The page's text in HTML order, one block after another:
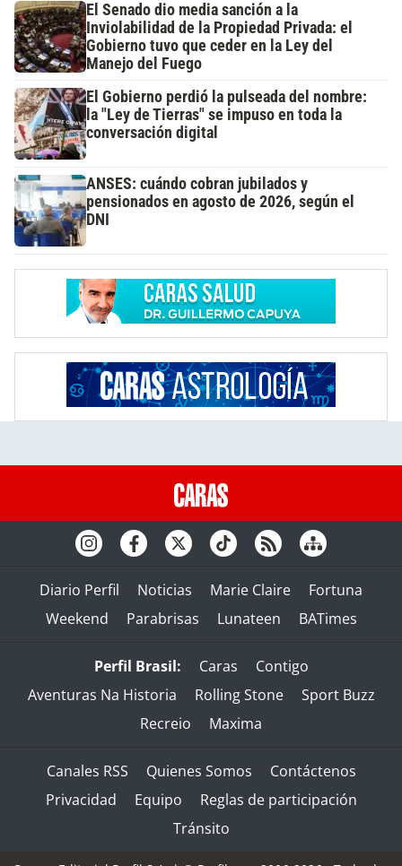
El Senado dio media sanción a la
Inviolabilidad de la Propiedad Privada: el
Gobierno tuvo que ceder en la Ley del
Manejo del Fuego
El Gobierno perdió la pulseada del nombre:
la "Ley de Tierras" se impuso en toda la
conversación digital
ANSES: cuándo cobran jubilados y
pensionados en agosto de 2026, según el
DNI
Diario Perfil Noticias Marie Claire
Fortuna
Weekend
Parabrisas Lunateen BATimes
Perfil Brasil: Caras
Contigo
Aventuras Na Historia
Rolling Stone
Sport Buzz
Recreio
Maxima
Canales RSS Quienes Somos
Contáctenos
Privacidad
Equipo
Reglas de participación
Tránsito